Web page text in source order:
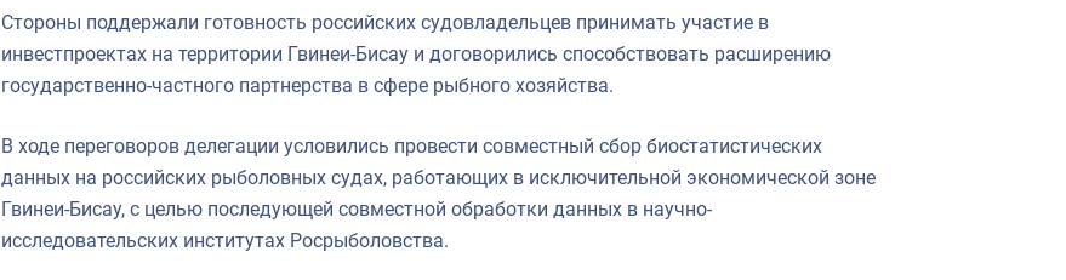
Стороны поддержали готовность российских судовладельцев принимать участие в
инвестпроектах на территории Гвинеи-Бисау и договорились способствовать расширению
государственно-частного партнерства в сфере рыбного хозяйства.
В ходе переговоров делегации условились провести совместный сбор биостатистических
данных на российских рыболовных судах, работающих в исключительной экономической зоне
Гвинеи-Бисау, с целью последующей совместной обработки данных в научно-
исследовательских институтах Росрыболовства.